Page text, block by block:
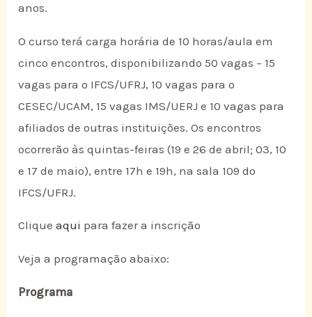
anos.
O curso terá carga horária de 10 horas/aula em
cinco encontros, disponibilizando 50 vagas – 15
vagas para o IFCS/UFRJ, 10 vagas para o
CESEC/UCAM, 15 vagas IMS/UERJ e 10 vagas para
afiliados de outras instituições. Os encontros
ocorrerão às quintas-feiras (19 e 26 de abril; 03, 10
e 17 de maio), entre 17h e 19h, na sala 109 do
IFCS/UFRJ.
Cliqueaqui para fazer a inscrição
Veja a programação abaixo:
Programa